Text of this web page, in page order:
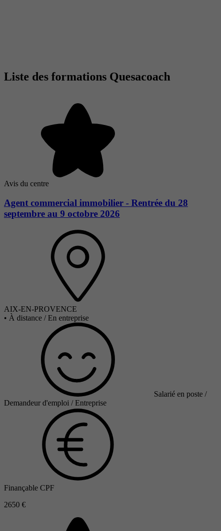
Liste des formations Quesacoach
Avis du centre
Agent commercial immobilier - Rentrée du 28
septembre au 9 octobre 2026
AIX-EN-PROVENCE
• À distance / En entreprise
Salarié en poste /
Demandeur d'emploi / Entreprise
Finançable CPF
2650 €